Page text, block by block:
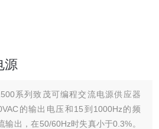
源
系列致茂可编程交流电源供应器
的输出电压和15到1000Hz的频
出，在50/60Hz时失真小于0.3%。